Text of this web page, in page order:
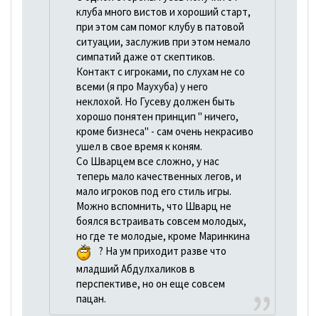
клуба много вистов и хороший старт,
при этом сам помог клубу в патовой
ситуации, заслужив при этом немало
симпатий даже от скептиков.
Контакт с игроками, по слухам не со
всеми (я про Маухуба) у него
неклохой. Но Гусеву должен быть
хорошо понятен принцип " ничего,
кроме бизнеса" - сам очень некрасиво
ушел в свое время к коням.
Со Шварцем все сложно, у нас
теперь мало качественных легов, и
мало игроков под его стиль игры.
Можно вспомнить, что Шварц не
боялся встраивать совсем молодых,
но где те молодые, кроме Маринкина
? На ум приходит разве что
младший Абдулхаликов в
перспективе, но он еще совсем
пацан.